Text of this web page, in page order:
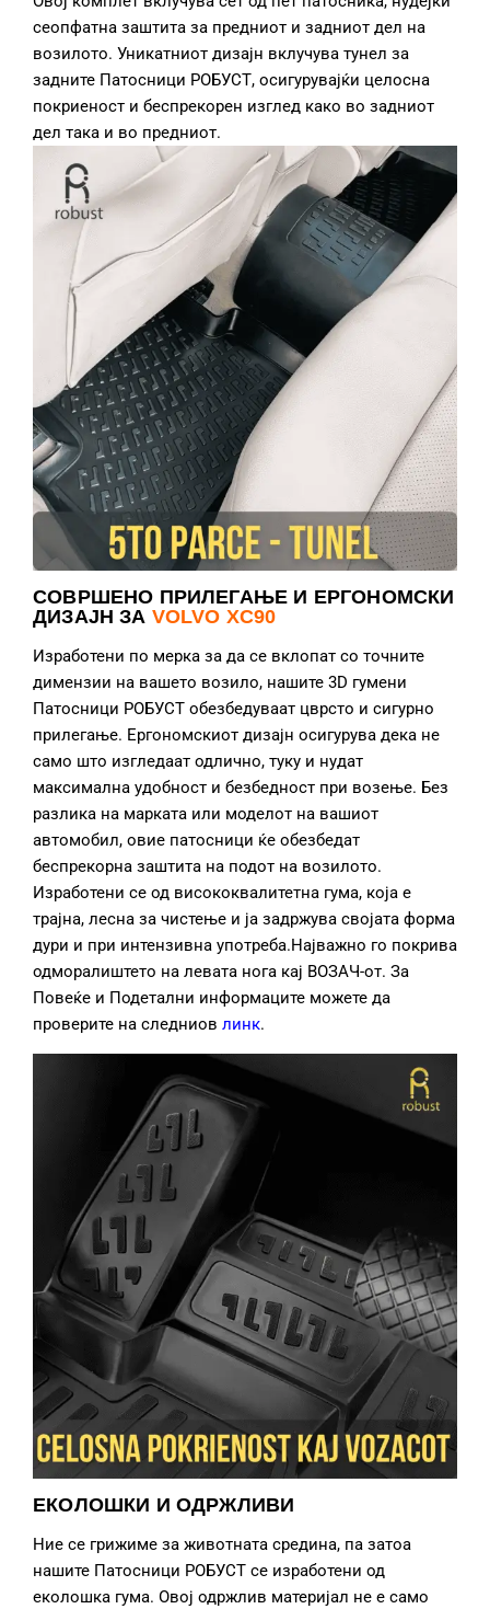
сеопфатна заштита за предниот и задниот дел на
возилото. Уникатниот дизајн вклучува тунел за
задните Патосници РОБУСТ, осигурувајќи целосна
покриеност и беспрекорен изглед како во задниот
дел така и во предниот.
СОВРШЕНО ПРИЛЕГАЊЕ И ЕРГОНОМСКИ
ДИЗАЈН ЗА VOLVO XC90
Изработени по мерка за да се вклопат со точните
димензии на вашето возило, нашите 3D гумени
Патосници РОБУСТ обезбедуваат цврсто и сигурно
прилегање. Ергономскиот дизајн осигурува дека не
само што изгледаат одлично, туку и нудат
максимална удобност и безбедност при возење. Без
разлика на марката или моделот на вашиот
автомобил, овие патосници ќе обезбедат
беспрекорна заштита на подот на возилото.
Изработени се од висококвалитетна гума, која е
трајна, лесна за чистење и ја задржува својата форма
дури и при интензивна употреба.Најважно го покрива
одморалиштето на левата нога кај ВОЗАЧ-от. За
Повеќе и Подетални информаците можете да
проверите на следниов линк.
ЕКОЛОШКИ И ОДРЖЛИВИ
Ние се грижиме за животната средина, па затоа
нашите Патосници РОБУСТ се изработени од
еколошка гума. Овој одржлив материјал не е само